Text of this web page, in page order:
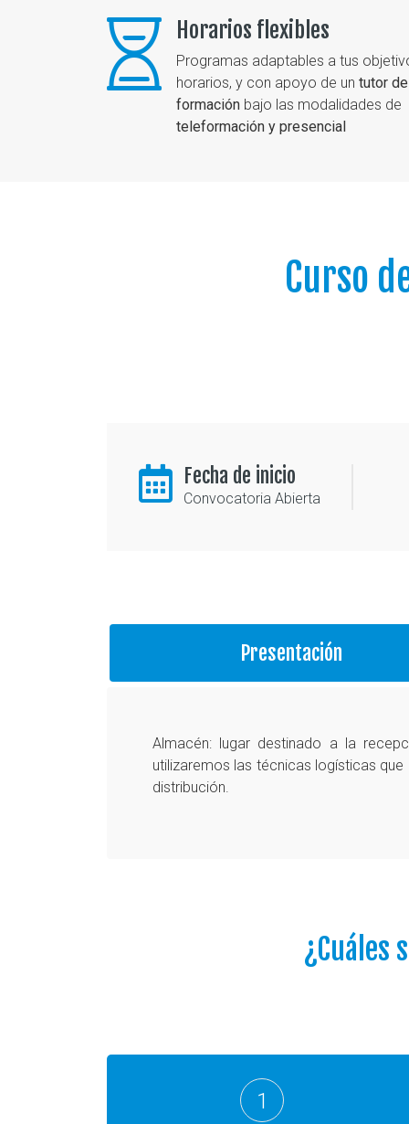
Horarios flexibles
Programas adaptables a tus
horarios, y con apoyo de un tutor de
formación bajo las modalidades de
teleformación y presencial
Curso
Fecha de inicio
Convocatoria Abierta
Presentación
Almacén: lugar destinado a la
utilizaremos las técnicas logísticas
distribución.
¿Cuáles
1